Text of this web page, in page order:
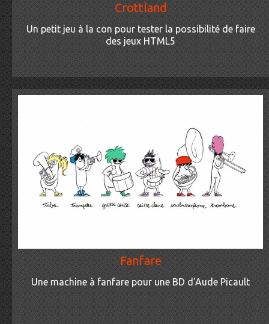
Crottland
Un petit jeu à la con pour tester la possibilité de faire
des jeux HTML5
Fanfare
Une machine à fanfare pour une BD d'Aude Picault